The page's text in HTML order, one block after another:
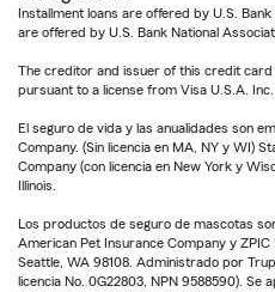
Installment loans are offered by U.S.
are offered by U.S. Bank National
The creditor and issuer of this credit card
pursuant to a license from Visa U.S.A. Inc.
El seguro de vida y las anualidades son
Company. (Sin licencia en MA, NY y WI)
Company (con licencia en New York y
Illinois.
Los productos de seguro de mascotas
American Pet Insurance Company y
Seattle, WA 98108. Administrado por
licencia No. 0G22803, NPN 9588590). Se